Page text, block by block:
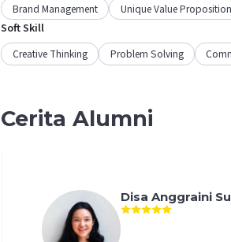
Brand Management Unique Value
Soft Skill
Creative Thinking Problem Solving
Cerita Alumni
Disa Anggraini